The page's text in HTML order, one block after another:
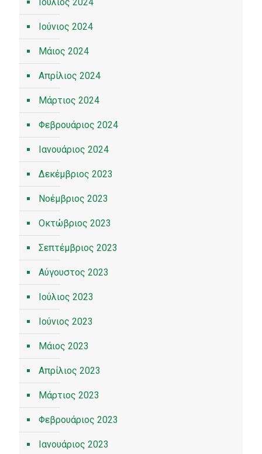
Ιούνιος 2024
Μάιος 2024
Απρίλιος 2024
Μάρτιος 2024
Φεβρουάριος 2024
Ιανουάριος 2024
Δεκέμβριος 2023
Νοέμβριος 2023
Οκτώβριος 2023
Σεπτέμβριος 2023
Αύγουστος 2023
Ιούλιος 2023
Ιούνιος 2023
Μάιος 2023
Απρίλιος 2023
Μάρτιος 2023
Φεβρουάριος 2023
Ιανουάριος 2023